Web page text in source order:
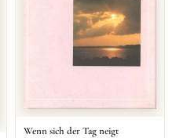
Wenn sich der Tag neigt